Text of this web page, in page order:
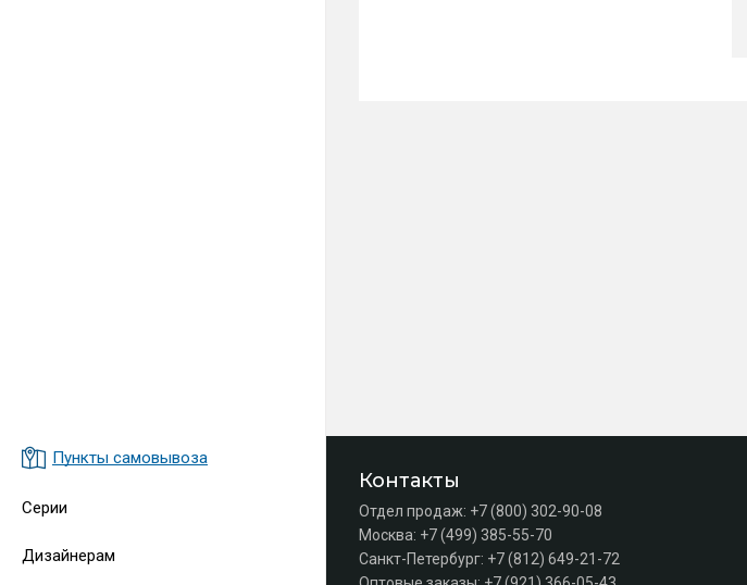
Пункты самовывоза
Серии
Дизайнерам
Контакты
Отдел продаж: +7 (800) 302-90-08
Москва: +7 (499) 385-55-70
Санкт-Петербург: +7 (812) 649-21-72